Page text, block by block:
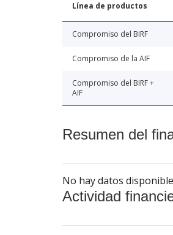
Línea de productos
Compromiso del BIRF
Compromiso de la AIF
Compromiso del BIRF +
AIF
Resumen del
No hay datos
Actividad